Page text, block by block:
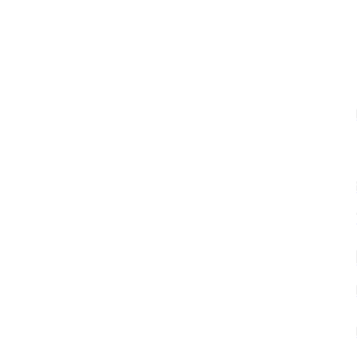
Granada despide con lágrimas y
Un futbolista de 24 años muere
por un rayo durante un partido en
Muere un conductor tras salirse
su turismo en la A-480 a la altura de
Julio supera a junio en basura